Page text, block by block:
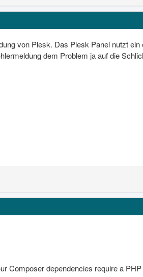
von Plesk. Das Plesk Panel nutzt
dem Problem ja auf die
Composer dependencies require a